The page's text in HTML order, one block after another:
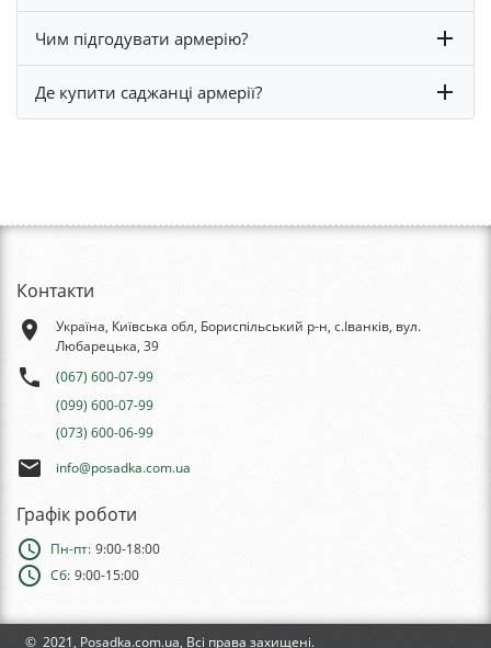
Чим підгодувати армерію?
Де купити саджанці армерії?
Контакти
place
Україна, Київська обл, Бориспільський р-н, с.Іванків, вул.
Любарецька, 39
phone
(067) 600-07-99
(099) 600-07-99
(073) 600-06-99
email info@posadka.com.ua
Графік роботи
schedule Пн-пт: 9:00-18:00
schedule Сб: 9:00-15:00
© 2021, Posadka.com.ua, Всі права захищені.